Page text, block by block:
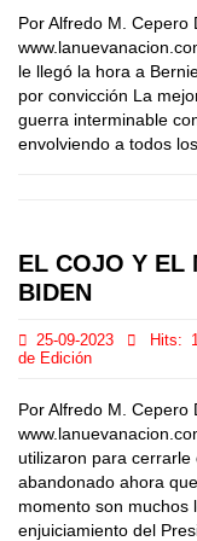
Por Alfredo M. Cepero
le llegó la hora a
por convicción La
guerra interminable
envolviendo a todos
EL COJO Y EL
BIDEN
25-09-2023 Hits:
de Edición
Por Alfredo M. Cepero
utilizaron para cerrarle
abandonado ahora
momento son muchos
enjuiciamiento del